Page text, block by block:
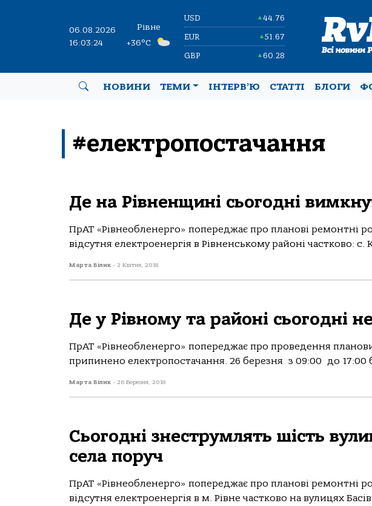
06.08.2026
16:03:24
Рівне
+36°C
USD ▲44.76
EUR ▲51.67
GBP ▲60.28
НОВИНИ ТЕМИ ІНТЕРВ’Ю СТАТТІ БЛОГИ
#електропостачання
Де на Рівненщині сьогодні
ПрАТ «Рівнеобленерго» попереджає про планові ремонтні
відсутня електроенергія в Рівненському районі частково: с.
Марта Білик - 2 Квітня, 2018
Де у Рівному та районі сьогодні
ПрАТ «Рівнеобленерго» попереджає про проведення
припинено електропостачання. 26 березня з 09:00 до 17:00
Марта Білик - 26 Березня, 2018
Сьогодні знеструмлять шість
села поруч
ПрАТ «Рівнеобленерго» попереджає про планові ремонтні
відсутня електроенергія в м. Рівне частково на вулицях